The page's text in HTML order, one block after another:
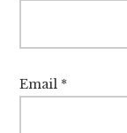
Email *